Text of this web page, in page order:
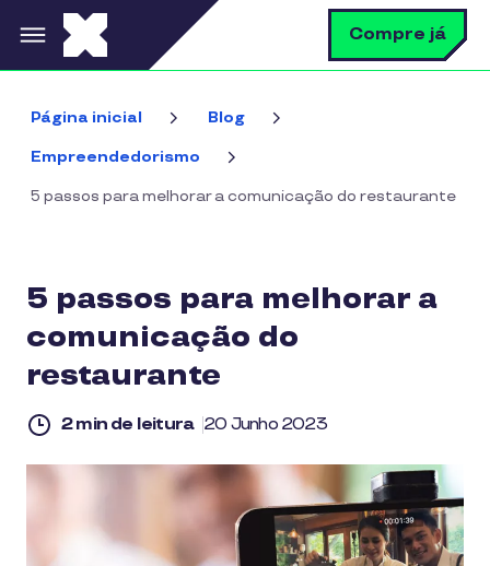
Pular para o conteúdo principal Compre já
Página inicial Blog
Empreendedorismo
5 passos para melhorar a comunicação do restaurante
5 passos para melhorar a
comunicação do
restaurante
2 min de leitura 20 Junho 2023